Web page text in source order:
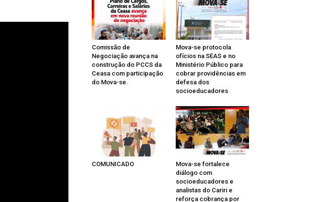
Comissão de
Negociação avança na
construção do PCCS da
Ceasa com participação
do Mova-se.
Mova-se protocola
ofícios na SEAS e no
Ministério Público para
cobrar providências em
defesa dos
socioeducadores
COMUNICADO
Mova-se fortalece
diálogo com
socioeducadores e
analistas do Cariri e
reforça cobrança por